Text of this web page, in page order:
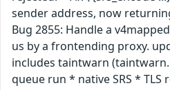
sender address, now
Bug 2855: Handle a
us by a frontending proxy.
includes taintwarn
queue run * native SRS *